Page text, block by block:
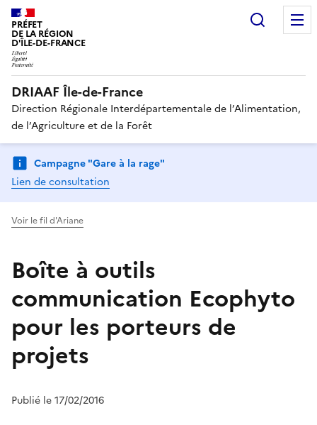
PRÉFET
DE LA RÉGION
D'ÎLE-DE-FRANCE
DRIAAF Île-de-France
Direction Régionale Interdépartementale de l’Alimentation,
de l’Agriculture et de la Forêt
Campagne "Gare à la rage"
Lien de consultation
Voir le fil d'Ariane
Boîte à outils
communication Ecophyto
pour les porteurs de
projets
Publié le 17/02/2016